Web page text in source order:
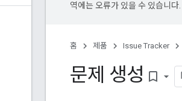
역에는 오류가 있을 수 있습니다.
홈 제품 Issue Tracker
문제 생성 bookmark_border